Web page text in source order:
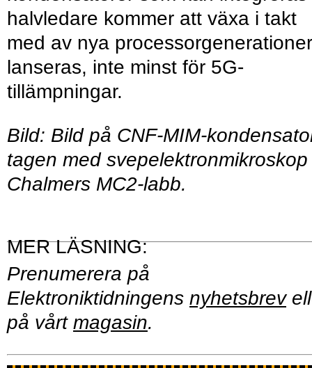
halvledare kommer att växa i takt
med av nya processorgenerationer
lanseras, inte minst för 5G-
tillämpningar.
Bild: Bild på CNF-MIM-
tagen med svepelektronmikroskop
Chalmers MC2-labb.
Prenumerera på
Elektroniktidningens nyhetsbrev
på vårt magasin.